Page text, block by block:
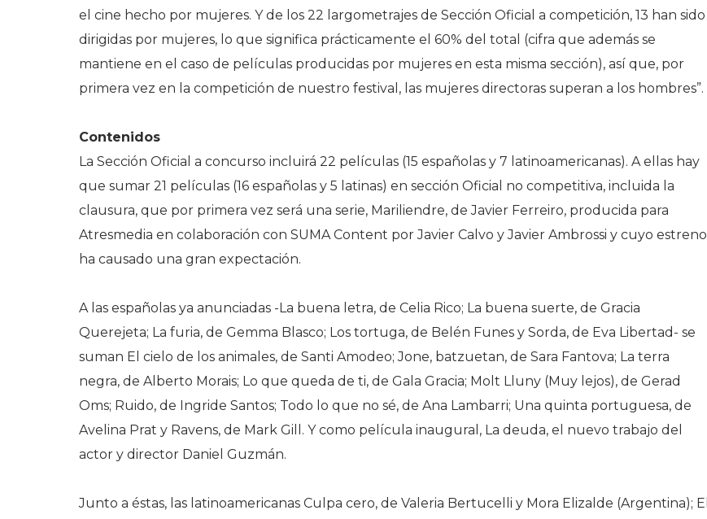
el cine hecho por mujeres. Y de los 22 largometrajes de Sección Oficial a competición, 13 han sido
dirigidas por mujeres, lo que significa prácticamente el 60% del total (cifra que además se
mantiene en el caso de películas producidas por mujeres en esta misma sección), así que, por
primera vez en la competición de nuestro festival, las mujeres directoras superan a los hombres”.
Contenidos
La Sección Oficial a concurso incluirá 22 películas (15 españolas y 7 latinoamericanas). A ellas hay
que sumar 21 películas (16 españolas y 5 latinas) en sección Oficial no competitiva, incluida la
clausura, que por primera vez será una serie, Mariliendre, de Javier Ferreiro, producida para
Atresmedia en colaboración con SUMA Content por Javier Calvo y Javier Ambrossi y cuyo estreno
ha causado una gran expectación.
A las españolas ya anunciadas -La buena letra, de Celia Rico; La buena suerte, de Gracia
Querejeta; La furia, de Gemma Blasco; Los tortuga, de Belén Funes y Sorda, de Eva Libertad- se
suman El cielo de los animales, de Santi Amodeo; Jone, batzuetan, de Sara Fantova; La terra
negra, de Alberto Morais; Lo que queda de ti, de Gala Gracia; Molt Lluny (Muy lejos), de Gerad
Oms; Ruido, de Ingride Santos; Todo lo que no sé, de Ana Lambarri; Una quinta portuguesa, de
Avelina Prat y Ravens, de Mark Gill. Y como película inaugural, La deuda, el nuevo trabajo del
actor y director Daniel Guzmán.
Junto a éstas, las latinoamericanas Culpa cero, de Valeria Bertucelli y Mora Elizalde (Argentina); El